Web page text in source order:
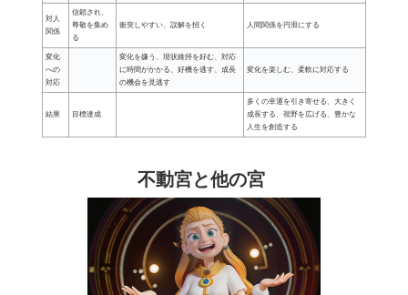
対人
関係
信頼され、
尊敬を集め
る
衝突しやすい、誤解を招く 人間関係を円滑にする
変化
への
対応
変化を嫌う、現状維持を好む、対応
に時間がかかる、好機を逃す、成長
の機会を見逃す
変化を楽しむ、柔軟に対応する
結果 目標達成
多くの幸運を引き寄せる、大きく
成長する、視野を広げる、豊かな
人生を創造する
不動宮と他の宮